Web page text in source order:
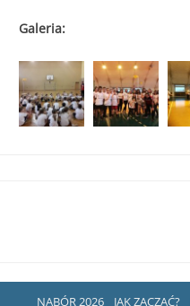
Galeria:
NABÓR 2026 JAK ZACZĄĆ?